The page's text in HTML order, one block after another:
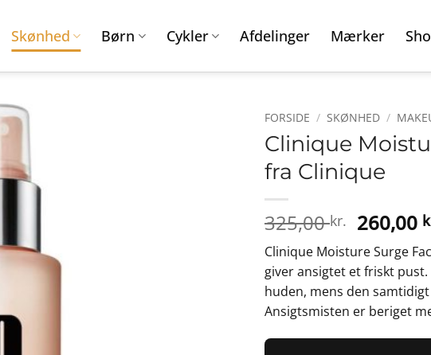
Skønhed Børn Cykler Afdelinger Mærker
FORSIDE / SKØNHED /
Clinique
fra Clinique
325,00kr. Den
pris
var:
325,00
260,00
Clinique Moisture Surge
giver ansigtet et friskt
huden, mens den
Ansigtsmisten er beriget